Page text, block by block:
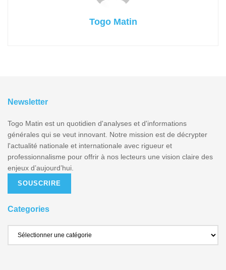
Togo Matin
Newsletter
Togo Matin est un quotidien d'analyses et d'informations
générales qui se veut innovant. Notre mission est de décrypter
l'actualité nationale et internationale avec rigueur et
professionnalisme pour offrir à nos lecteurs une vision claire des
enjeux d’aujourd’hui.
SOUSCRIRE
Categories